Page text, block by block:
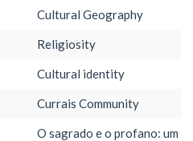
Cultural Geography
Religiosity
Cultural identity
Currais Community
O sagrado e o profano: um